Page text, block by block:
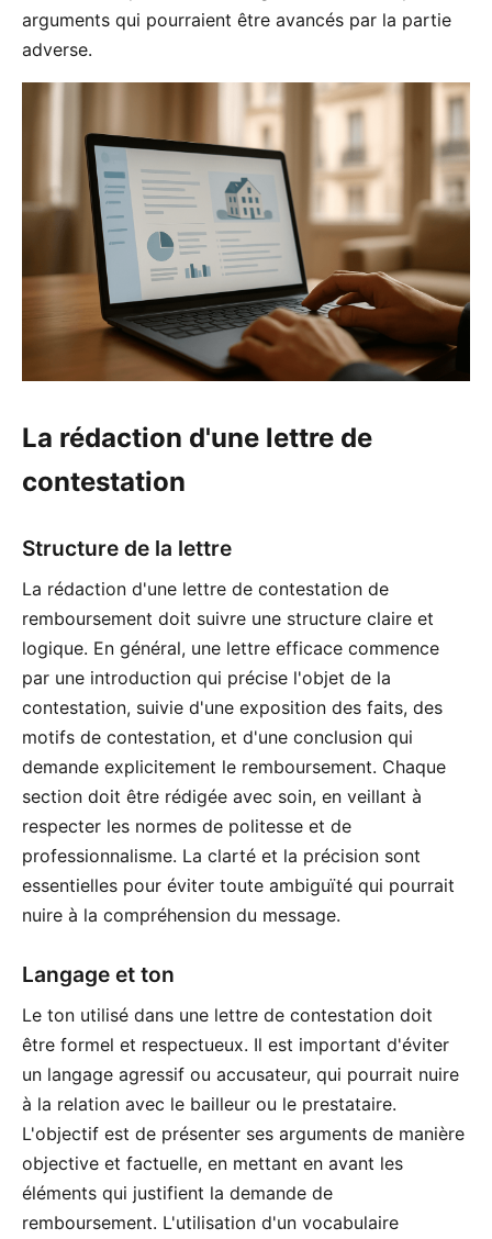
arguments qui pourraient être avancés par la partie
adverse.
La rédaction d'une lettre de
contestation
Structure de la lettre
La rédaction d'une lettre de contestation de
remboursement doit suivre une structure claire et
logique. En général, une lettre efficace commence
par une introduction qui précise l'objet de la
contestation, suivie d'une exposition des faits, des
motifs de contestation, et d'une conclusion qui
demande explicitement le remboursement. Chaque
section doit être rédigée avec soin, en veillant à
respecter les normes de politesse et de
professionnalisme. La clarté et la précision sont
essentielles pour éviter toute ambiguïté qui pourrait
nuire à la compréhension du message.
Langage et ton
Le ton utilisé dans une lettre de contestation doit
être formel et respectueux. Il est important d'éviter
un langage agressif ou accusateur, qui pourrait nuire
à la relation avec le bailleur ou le prestataire.
L'objectif est de présenter ses arguments de manière
objective et factuelle, en mettant en avant les
éléments qui justifient la demande de
remboursement. L'utilisation d'un vocabulaire